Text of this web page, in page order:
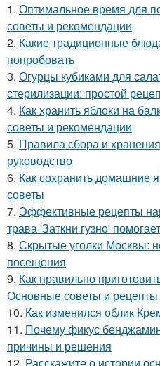
1. Оптимальное время для
советы и рекомендации
2. Какие традиционные
попробовать
3. Огурцы кубиками для
стерилизации: простой
4. Как хранить яблоки на
советы и рекомендации
5. Правила сбора и
руководство
6. Как сохранить домашние
советы
7. Эффективные рецепты
трава 'Заткни гузно'
8. Скрытые уголки Москвы:
посещения
9. Как правильно
Основные советы и рецепты
10. Как изменился облик
11. Почему фикус
причины и решения